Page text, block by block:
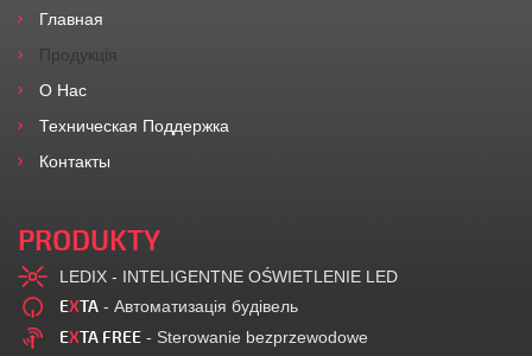
Главная
Продукція
O Нас
Техническая Поддержка
Контакты
PRODUKTY
LEDIX - INTELIGENTNE OŚWIETLENIE LED
EXTA - Автоматизація будівель
EXTA FREE - Sterowanie bezprzewodowe